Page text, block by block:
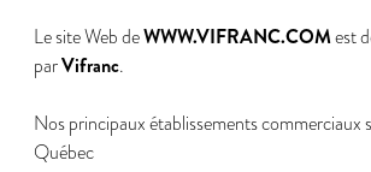
Le site Web deWWW.VIFRANC.COMest
parVifranc.
Nos principaux établissements commerciaux
Québec